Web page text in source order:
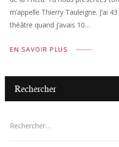
m’appelle Thierry Tauleigne. J’ai
théâtre quand j’avais 10…
EN SAVOIR PLUS
Rechercher